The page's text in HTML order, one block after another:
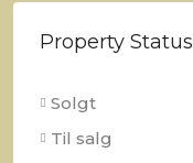
Property Status
Solgt
Til salg